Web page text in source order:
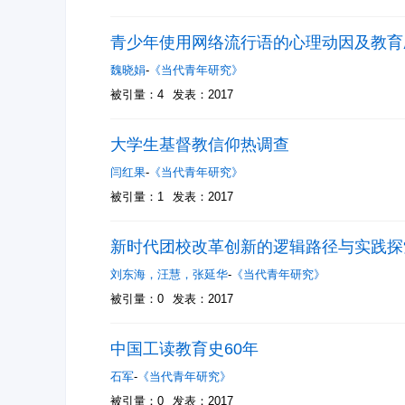
青少年使用网络流行语的心理动因及教
魏晓娟- 《当代青年研究》
被引量：4
发表：2017
大学生基督教信仰热调查
闫红果- 《当代青年研究》
被引量：1
发表：2017
新时代团校改革创新的逻辑路径与实践
刘东海 ， 汪慧 ， 张延华- 《当代青年研究》
被引量：0
发表：2017
中国工读教育史60年
石军- 《当代青年研究》
被引量：0
发表：2017